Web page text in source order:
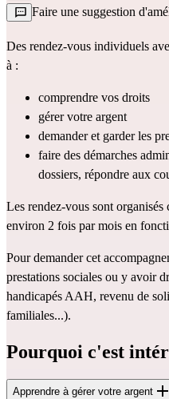
Faire une suggestion
Des rendez-vous individuels
à :
comprendre vos droits
gérer votre argent
demander et garder les
faire des démarches
dossiers, répondre aux
Les rendez-vous sont
environ 2 fois par mois en
Pour demander cet
prestations sociales ou y avoir
handicapés AAH, revenu de
familiales...).
Pourquoi c'est
Apprendre à gérer votre argent